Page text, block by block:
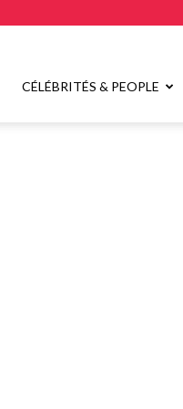
CÉLÉBRITÉS & PEOPLE